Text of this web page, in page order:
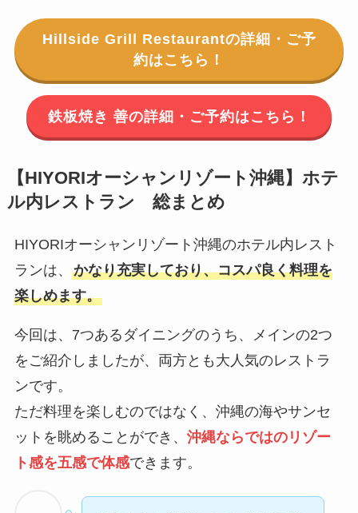
Hillside Grill Restaurantの詳細・ご予
約はこちら！
鉄板焼き 善の詳細・ご予約はこちら！
【HIYORIオーシャンリゾート沖縄】ホテ
ル内レストラン 総まとめ
HIYORIオーシャンリゾート沖縄のホテル内レスト
ランは、 かなり充実しており、コスパ良く料理を
楽しめます。
今回は、7つあるダイニングのうち、メインの2つ
をご紹介しましたが、両方とも大人気のレストラ
ンです。
ただ料理を楽しむのではなく、沖縄の海やサンセ
ットを眺めることができ、 沖縄ならではのリゾー
ト感を五感で体感できます。